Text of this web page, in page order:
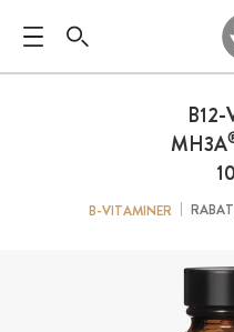
MH3A
B-VITAMINER